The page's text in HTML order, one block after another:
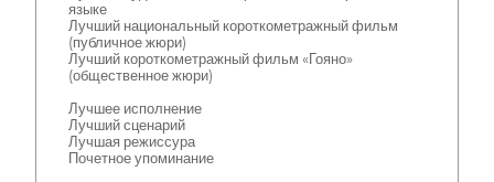
языке
Лучший национальный короткометражный фильм
(публичное жюри)
Лучший короткометражный фильм «Гояно»
(общественное жюри)
Лучшее исполнение
Лучший сценарий
Лучшая режиссура
Почетное упоминание